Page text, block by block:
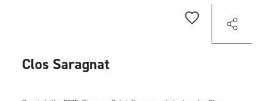
Clos Saragnat